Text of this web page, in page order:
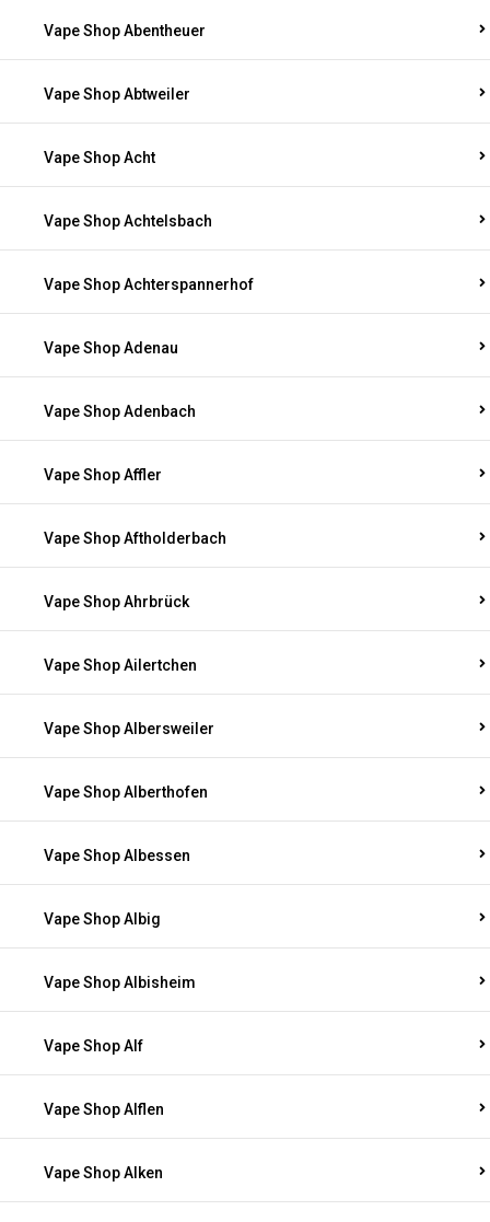
Vape Shop Abentheuer
Vape Shop Abtweiler
Vape Shop Acht
Vape Shop Achtelsbach
Vape Shop Achterspannerhof
Vape Shop Adenau
Vape Shop Adenbach
Vape Shop Affler
Vape Shop Aftholderbach
Vape Shop Ahrbrück
Vape Shop Ailertchen
Vape Shop Albersweiler
Vape Shop Alberthofen
Vape Shop Albessen
Vape Shop Albig
Vape Shop Albisheim
Vape Shop Alf
Vape Shop Alflen
Vape Shop Alken